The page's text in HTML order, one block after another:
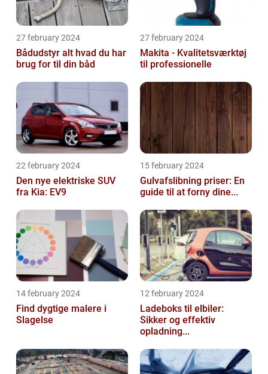
27 february 2024
Bådudstyr alt hvad du har
brug for til din båd
27 february 2024
Makita - Kvalitetsværktøj
til professionelle
22 february 2024
Den nye elektriske SUV
fra Kia: EV9
15 february 2024
Gulvafslibning priser: En
guide til at forny dine...
14 february 2024
Find dygtige malere i
Slagelse
12 february 2024
Ladeboks til elbiler:
Sikker og effektiv
opladning...